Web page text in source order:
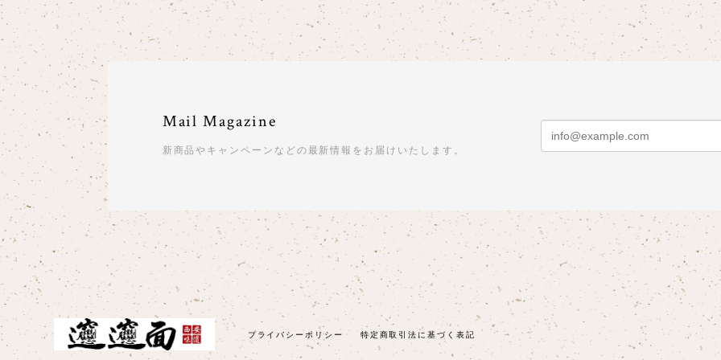
Mail Magazine
新商品やキャンペーンなどの最新情報をお届けいたします。
プライバシーポリシー 特定商取引法に基づく表記